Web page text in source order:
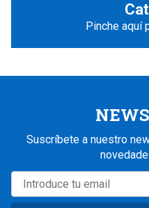
Pinche aquí
Suscríbete a nuestro